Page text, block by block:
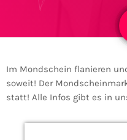
Im Mondschein flanieren
soweit! Der
statt! Alle Infos gibt es in